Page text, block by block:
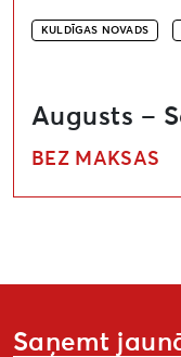
KULDĪGAS NOVADS
Augusts –
BEZ MAKSAS
Saņemt